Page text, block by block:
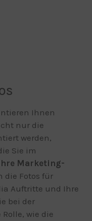
Ihnen
nur die
werden,
Sie im
Marketing-
die Fotos für
Auftritte und Ihre
bei der
wie die